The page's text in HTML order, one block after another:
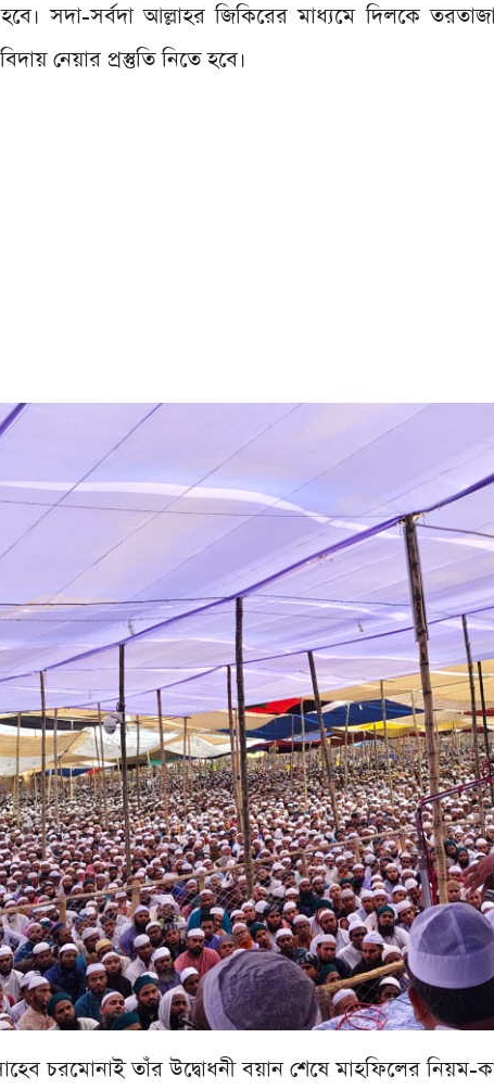
সদা-সর্বদা আল্লাহর জিকিরের মাধ্যমে দিলকে
নেয়ার প্রস্তুতি নিতে হবে।
চরমোনাই তাঁর উদ্বোধনী বয়ান শেষে মাহফিলের নিয়ম-